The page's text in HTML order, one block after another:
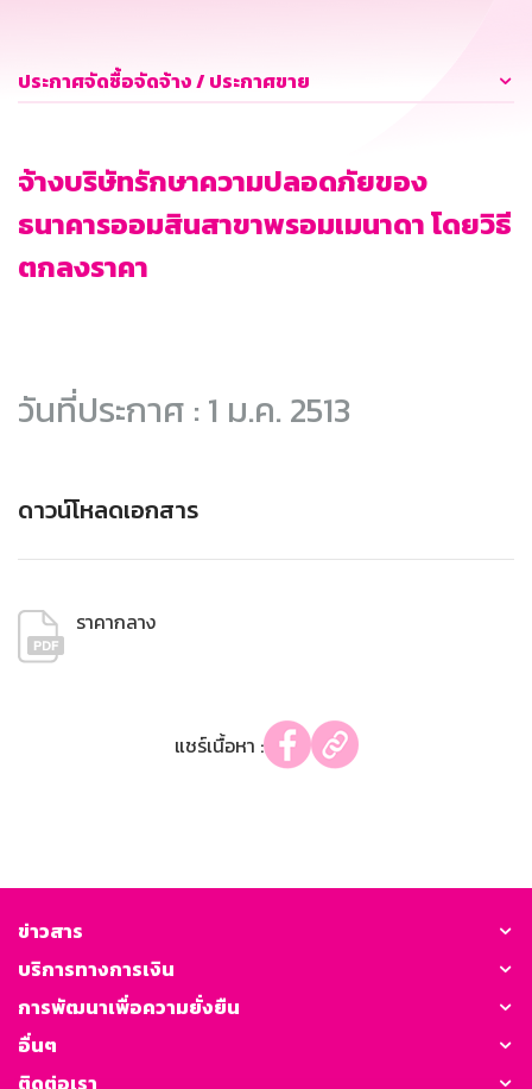
ประกาศจัดซื้อจัดจ้าง / ประกาศขาย
จ้างบริษัทรักษาความปลอดภัยของ
ธนาคารออมสินสาขาพรอมเมนาดา โดยวิธี
ตกลงราคา
วันที่ประกาศ : 1 ม.ค. 2513
ดาวน์โหลดเอกสาร
ราคากลาง
แชร์เนื้อหา :
ข่าวสาร
บริการทางการเงิน
การพัฒนาเพื่อความยั่งยืน
อื่นๆ